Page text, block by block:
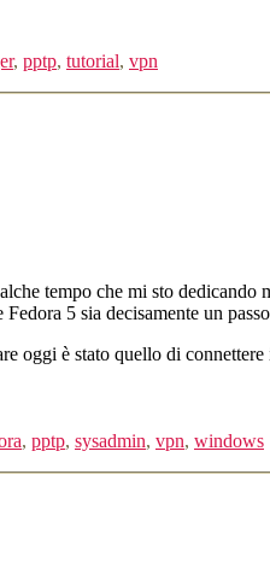
, pptp, tutorial, vpn
tempo che mi sto dedicando
5 sia decisamente un
oggi è stato quello di
, pptp, sysadmin, vpn, windows